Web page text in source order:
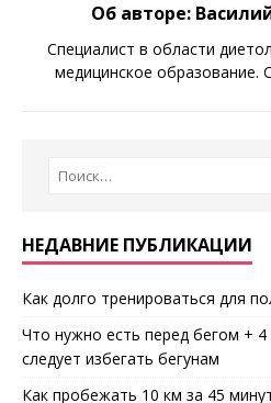
Об авторе:
Специалист в области
медицинское образование.
НЕДАВНИЕ ПУБЛИКАЦИИ
Как долго тренироваться для
Что нужно есть перед бегом +
следует избегать бегунам
Как пробежать 10 км за 45